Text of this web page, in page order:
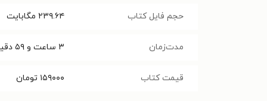
حجم فایل کتاب ۲۳۹.۶۴ مگابایت
مدت‌زمان ۳ ساعت و ۵۹ دقیقه
قیمت کتاب ۱۵۹۰۰۰ تومان